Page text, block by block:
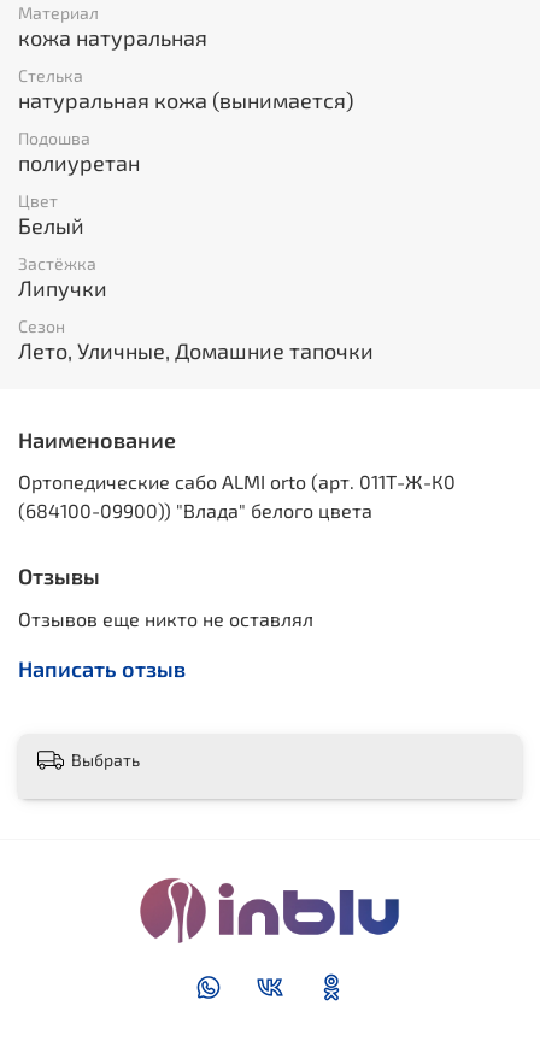
Материал
кожа натуральная
Стелька
натуральная кожа (вынимается)
Подошва
полиуретан
Цвет
Белый
Застёжка
Липучки
Сезон
Лето, Уличные, Домашние тапочки
Наименование
Ортопедические сабо ALMI orto (арт. 011Т-Ж-К0
(684100-09900)) "Влада" белого цвета
Отзывы
Отзывов еще никто не оставлял
Написать отзыв
Выбрать